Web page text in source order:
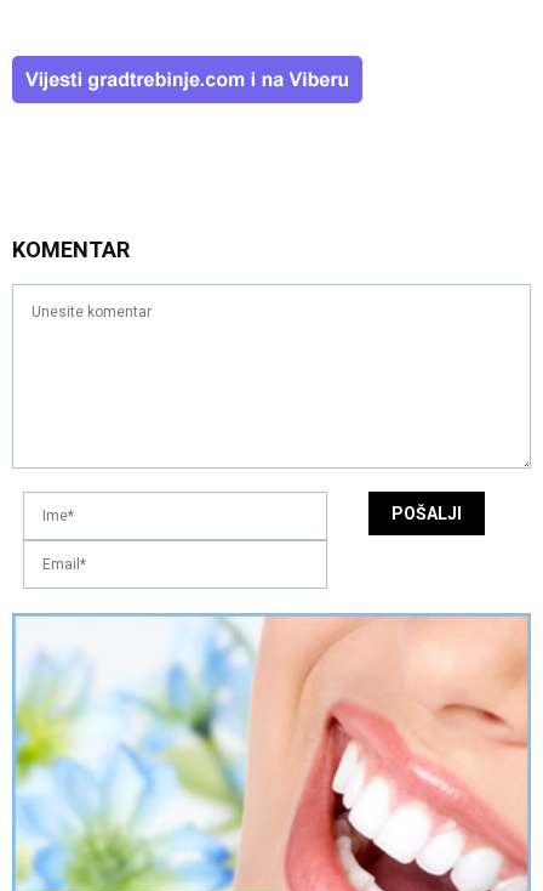
KOMENTAR